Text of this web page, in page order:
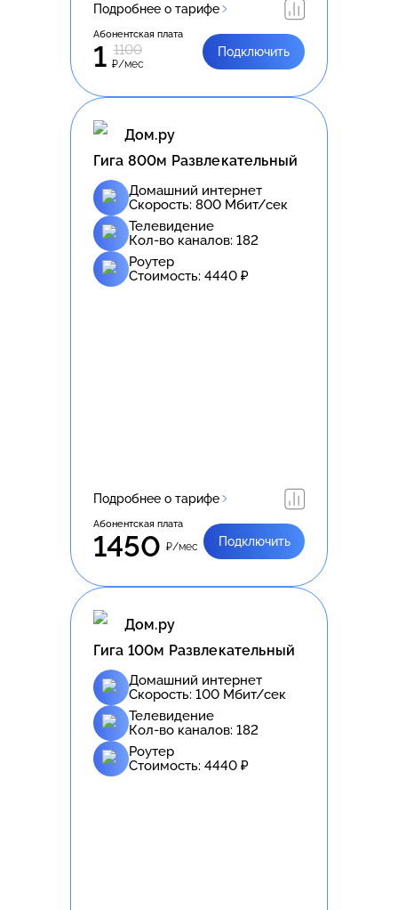
Подробнее о тарифе
Абонентская плата
1 1100
₽/мес
Подключить
Дом.ру
Гига 800м Развлекательный
Домашний интернет
Скорость: 800 Мбит/сек
Телевидение
Кол-во каналов: 182
Роутер
Стоимость: 4440 ₽
Подробнее о тарифе
Абонентская плата
1450 ₽/мес Подключить
Дом.ру
Гига 100м Развлекательный
Домашний интернет
Скорость: 100 Мбит/сек
Телевидение
Кол-во каналов: 182
Роутер
Стоимость: 4440 ₽